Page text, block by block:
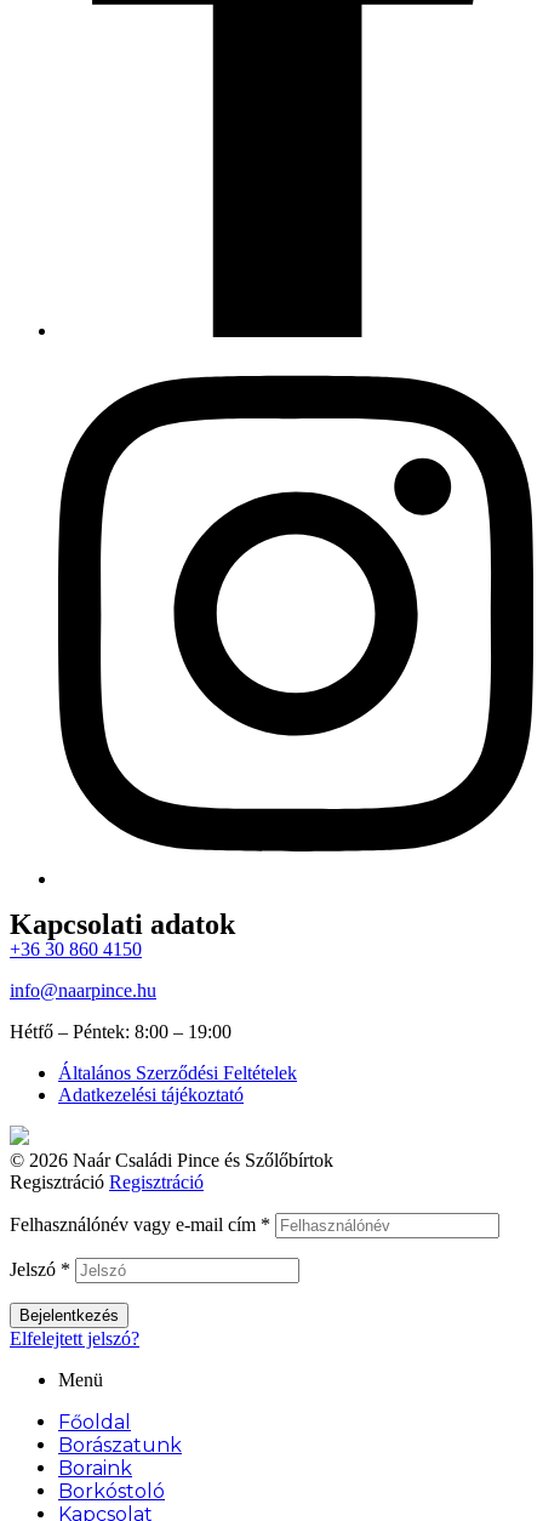
Kapcsolati adatok
+36 30 860 4150
info@naarpince.hu
Hétfő – Péntek: 8:00 – 19:00
Általános Szerződési Feltételek
Adatkezelési tájékoztató
© 2026 Naár Családi Pince és Szőlőbírtok
Regisztráció Regisztráció
Felhasználónév vagy e-mail cím *
Jelszó *
Bejelentkezés
Elfelejtett jelszó?
Menü
Főoldal
Borászatunk
Boraink
Borkóstoló
Kapcsolat